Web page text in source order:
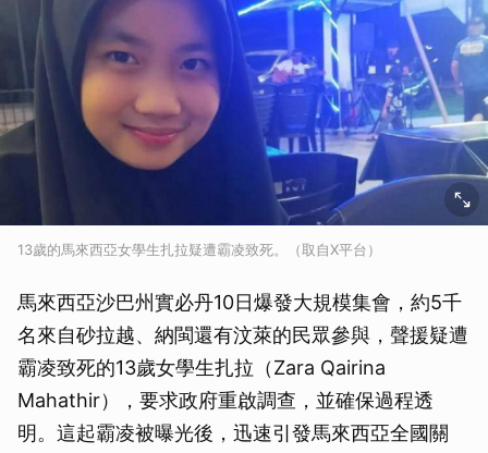
13歲的馬來西亞女學生扎拉疑遭霸凌致死。（取自X平台）
馬來西亞沙巴州實必丹10日爆發大規模集會，約5千
名來自砂拉越、納閩還有汶萊的民眾參與，聲援疑遭
霸凌致死的13歲女學生扎拉（Zara Qairina
Mahathir），要求政府重啟調查，並確保過程透
明。這起霸凌被曝光後，迅速引發馬來西亞全國關